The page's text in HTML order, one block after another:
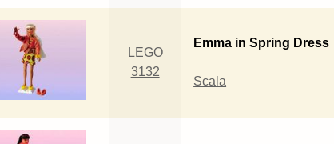
LEGO
3132
Emma in Spring Dress
Scala